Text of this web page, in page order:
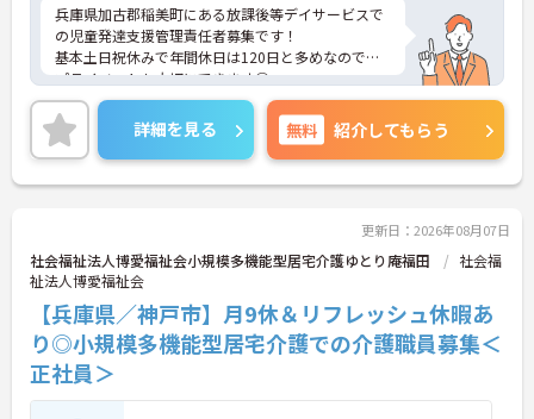
兵庫県加古郡稲美町にある放課後等デイサービスで
の児童発達支援管理責任者募集です！
基本土日祝休みで年間休日は120日と多めなので、
プライベートも大切にできます◎
育休・産休の取得実績もあり、ライフスタイルの変
化があっても長く働きやすい環境です♪
ご興味のある方には、面接対策ポイントなど、さら
に詳細をお話しいたしますのでお気軽にご相談くだ
さい！
詳細を見る 無料 紹介してもらう
更新日：2026年08月07日
社会福祉法人博愛福祉会小規模多機能型居宅介護ゆとり庵福田
社会福
祉法人博愛福祉会
【兵庫県／神戸市】月9休＆リフレッシュ休暇あ
り◎小規模多機能型居宅介護での介護職員募集＜
正社員＞